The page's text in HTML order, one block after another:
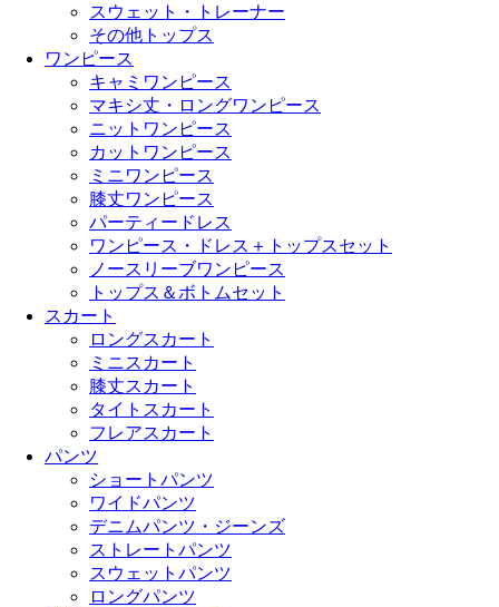
スウェット・トレーナー
その他トップス
ワンピース
キャミワンピース
マキシ丈・ロングワンピース
ニットワンピース
カットワンピース
ミニワンピース
膝丈ワンピース
パーティードレス
ワンピース・ドレス＋トップスセット
ノースリーブワンピース
トップス＆ボトムセット
スカート
ロングスカート
ミニスカート
膝丈スカート
タイトスカート
フレアスカート
パンツ
ショートパンツ
ワイドパンツ
デニムパンツ・ジーンズ
ストレートパンツ
スウェットパンツ
ロングパンツ